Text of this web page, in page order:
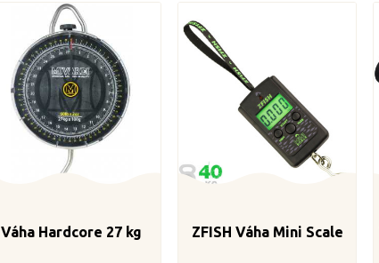
Váha Hardcore 27 kg ZFISH Váha Mini Scale